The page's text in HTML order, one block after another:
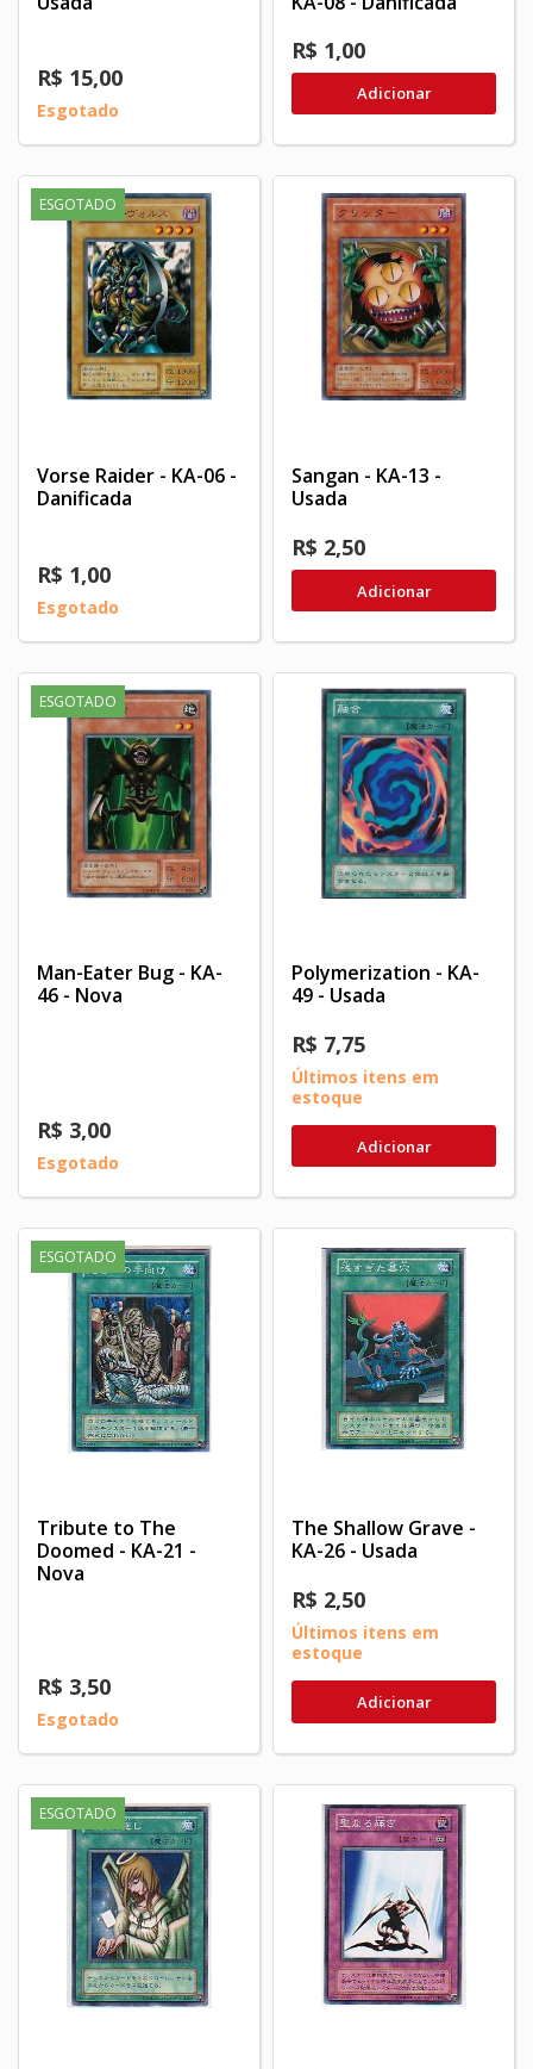
R$ 15,00
Esgotado
R$ 1,00
Adicionar
ESGOTADO
Vorse Raider - KA-06 -
Danificada
R$ 1,00
Esgotado
Sangan - KA-13 -
Usada
R$ 2,50
Adicionar
ESGOTADO
Man-Eater Bug - KA-
46 - Nova
R$ 3,00
Esgotado
Polymerization - KA-
49 - Usada
R$ 7,75
Últimos itens em
estoque
Adicionar
ESGOTADO
Tribute to The
Doomed - KA-21 -
Nova
R$ 3,50
Esgotado
The Shallow Grave -
KA-26 - Usada
R$ 2,50
Últimos itens em
estoque
Adicionar
ESGOTADO